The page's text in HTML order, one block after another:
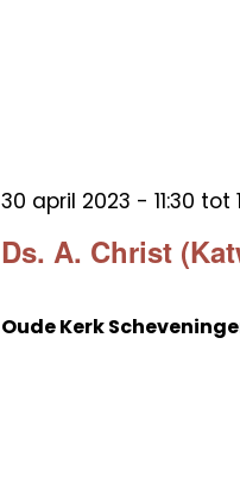
Ds. A. Christ
30 april 2023 - 11:30 tot
Oude Kerk